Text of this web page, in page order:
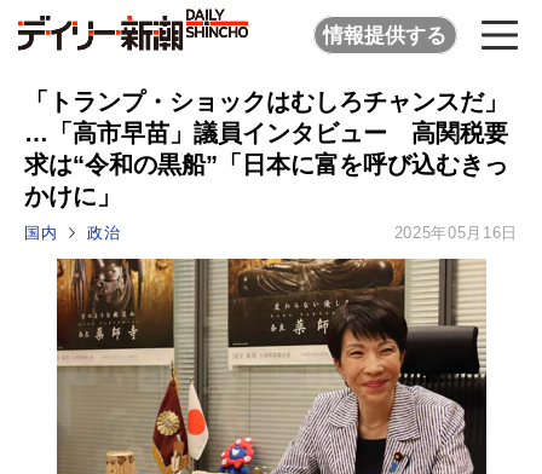
情報提供する
「トランプ・ショックはむしろチャンスだ」
…「高市早苗」議員インタビュー 高関税要
求は“令和の黒船”「日本に富を呼び込むきっ
かけに」
国内 政治 2025年05月16日